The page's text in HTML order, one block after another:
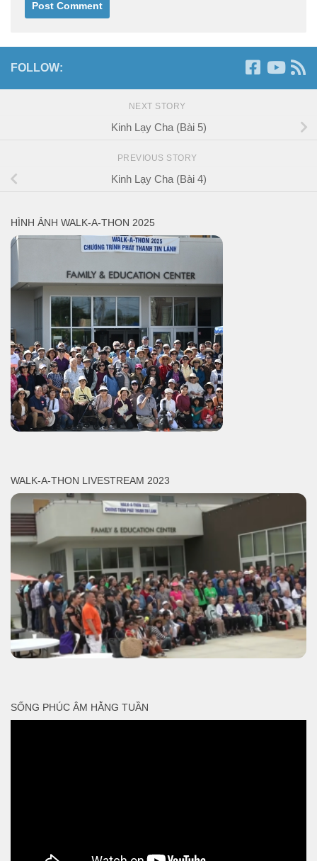
FOLLOW:
NEXT STORY
Kinh Lạy Cha (Bài 5)
PREVIOUS STORY
Kinh Lạy Cha (Bài 4)
HÌNH ẢNH WALK-A-THON 2025
WALK-A-THON LIVESTREAM 2023
SỐNG PHÚC ÂM HẰNG TUẦN